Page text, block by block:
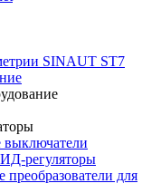
SINAUT ST7
выключатели
регуляторы
преобразователи для